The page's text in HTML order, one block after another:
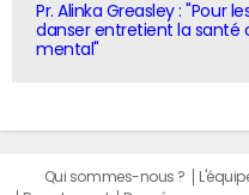
Pr. Alinka Greasley : "Pour
danser entretient la santé
mental"
Qui sommes-nous ?